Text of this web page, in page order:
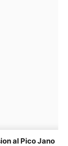
al Pico Jano